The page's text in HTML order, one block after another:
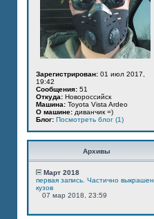
Зарегистрирован: 01 июл 2017,
19:42
Сообщения: 51
Откуда: Новороссийск
Машина: Toyota Vista Ardeo
О машине: диванчик =)
Блог: Посмотреть блог (1)
Архивы
Март 2018
первая запись. Частично выкрашен
кузов
07 мар 2018, 23:59